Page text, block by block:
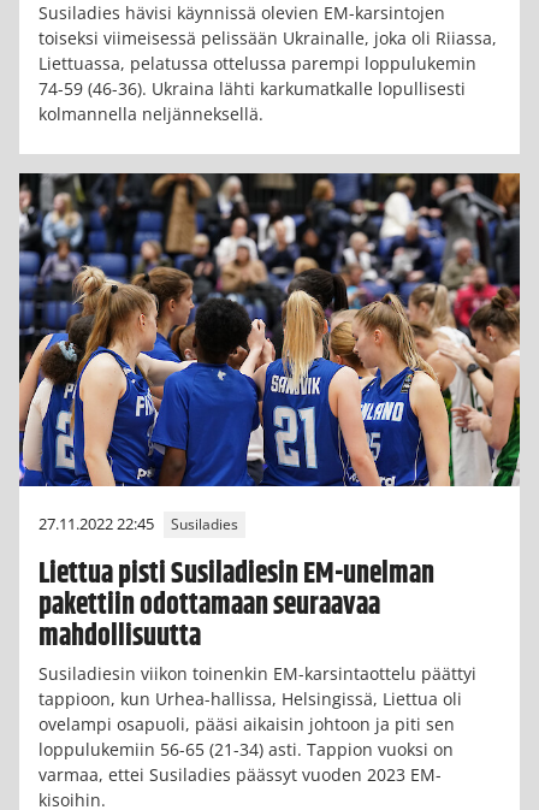
Susiladies hävisi käynnissä olevien EM-karsintojen
toiseksi viimeisessä pelissään Ukrainalle, joka oli Riiassa,
Liettuassa, pelatussa ottelussa parempi loppulukemin
74-59 (46-36). Ukraina lähti karkumatkalle lopullisesti
kolmannella neljänneksellä.
27.11.2022 22:45 Susiladies
Liettua pisti Susiladiesin EM-unelman
pakettiin odottamaan seuraavaa
mahdollisuutta
Susiladiesin viikon toinenkin EM-karsintaottelu päättyi
tappioon, kun Urhea-hallissa, Helsingissä, Liettua oli
ovelampi osapuoli, pääsi aikaisin johtoon ja piti sen
loppulukemiin 56-65 (21-34) asti. Tappion vuoksi on
varmaa, ettei Susiladies päässyt vuoden 2023 EM-
kisoihin.